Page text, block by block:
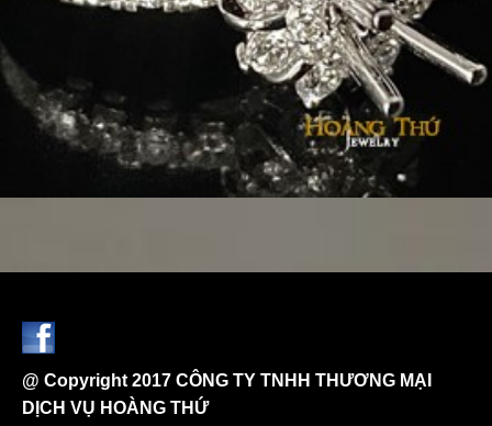
@ Copyright 2017 CÔNG TY TNHH THƯƠNG MẠI
DỊCH VỤ HOÀNG THỨ